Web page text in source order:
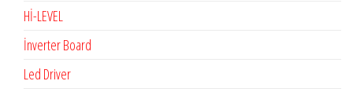
Hİ-LEVEL
İnverter Board
Led Driver